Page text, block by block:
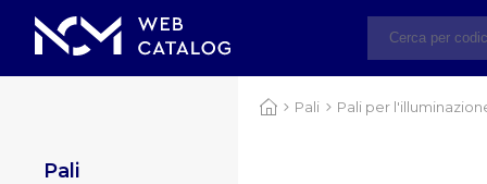
Pali
Pali Pali per